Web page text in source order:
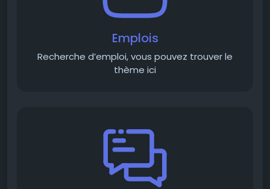
Emplois
Recherche d’emploi, vous pouvez trouver le
thème ici